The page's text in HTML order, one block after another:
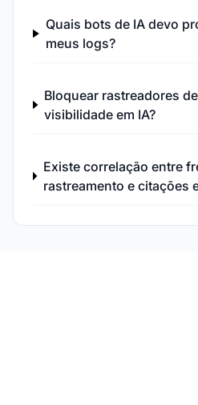
Quais bots de IA devo
meus logs?
Bloquear rastreadores
visibilidade em IA?
Existe correlação entre
rastreamento e citações